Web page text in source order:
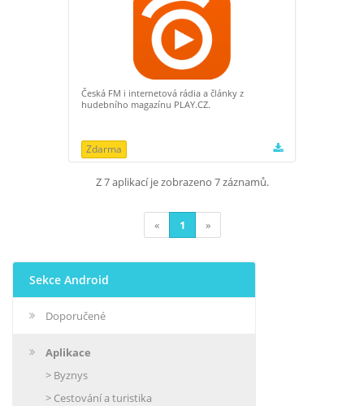
Česká FM i internetová rádia a články z
hudebního magazínu PLAY.CZ.
Zdarma
Z 7 aplikací je zobrazeno 7 záznamů.
« 1 »
Sekce Android
Doporučené
Aplikace
> Byznys
> Cestování a turistika